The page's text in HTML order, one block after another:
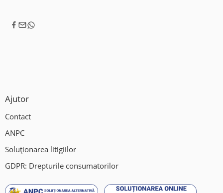
Ajutor
Contact
ANPC
Soluționarea litigiilor
GDPR: Drepturile consumatorilor